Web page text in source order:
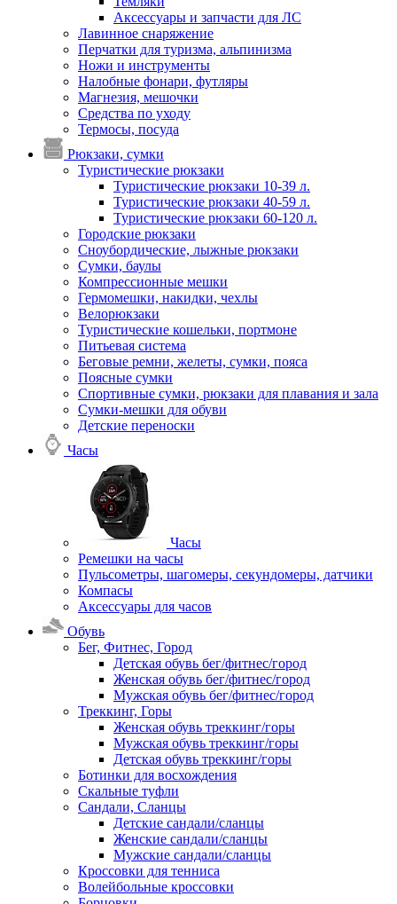
Аксессуары и запчасти для ЛС
Лавинное снаряжение
Перчатки для туризма, альпинизма
Ножи и инструменты
Налобные фонари, футляры
Магнезия, мешочки
Средства по уходу
Термосы, посуда
Рюкзаки, сумки
Туристические рюкзаки
Туристические рюкзаки 10-39 л.
Туристические рюкзаки 40-59 л.
Туристические рюкзаки 60-120 л.
Городские рюкзаки
Сноубордические, лыжные рюкзаки
Сумки, баулы
Компрессионные мешки
Гермомешки, накидки, чехлы
Велорюкзаки
Туристические кошельки, портмоне
Питьевая система
Беговые ремни, желеты, сумки, пояса
Поясные сумки
Спортивные сумки, рюкзаки для плавания и зала
Сумки-мешки для обуви
Детские переноски
Часы
Часы
Ремешки на часы
Пульсометры, шагомеры, секундомеры, датчики
Компасы
Аксессуары для часов
Обувь
Бег, Фитнес, Город
Детская обувь бег/фитнес/город
Женская обувь бег/фитнес/город
Мужская обувь бег/фитнес/город
Треккинг, Горы
Женская обувь треккинг/горы
Мужская обувь треккинг/горы
Детская обувь треккинг/горы
Ботинки для восхождения
Скальные туфли
Сандали, Сланцы
Детские сандали/сланцы
Женские сандали/сланцы
Мужские сандали/сланцы
Кроссовки для тенниса
Волейбольные кроссовки